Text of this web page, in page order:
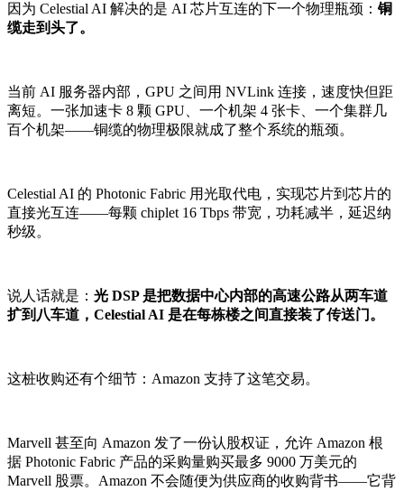
因为 Celestial AI 解决的是 AI 芯片互连的下一个物理瓶颈： 铜
缆走到头了。
当前 AI 服务器内部，GPU 之间用 NVLink 连接，速度快但距
离短。一张加速卡 8 颗 GPU、一个机架 4 张卡、一个集群几
百个机架——铜缆的物理极限就成了整个系统的瓶颈。
Celestial AI 的 Photonic Fabric 用光取代电，实现芯片到芯片的
直接光互连——每颗 chiplet 16 Tbps 带宽，功耗减半，延迟纳
秒级。
说人话就是： 光 DSP 是把数据中心内部的高速公路从两车道
扩到八车道，Celestial AI 是在每栋楼之间直接装了传送门。
这桩收购还有个细节：Amazon 支持了这笔交易。
Marvell 甚至向 Amazon 发了一份认股权证，允许 Amazon 根
据 Photonic Fabric 产品的采购量购买最多 9000 万美元的
Marvell 股票。Amazon 不会随便为供应商的收购背书——它背